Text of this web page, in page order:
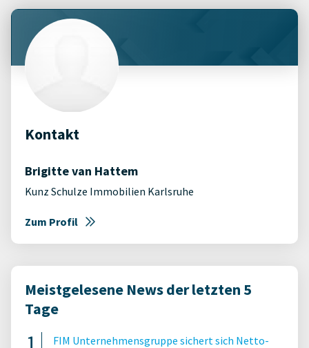
Kontakt
Brigitte van Hattem
Kunz Schulze Immobilien Karlsruhe
Zum Profil
Meistgelesene News der letzten 5
Tage
FIM Unternehmensgruppe sichert sich Netto-